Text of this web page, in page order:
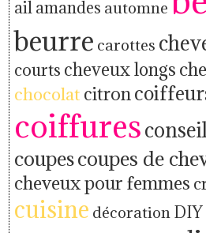
ailamandes automne
beurre carottes
courts cheveux longs
chocolat citron
coiffures
coupescoupes de
cheveux pour femmes
cuisine décoration DIY